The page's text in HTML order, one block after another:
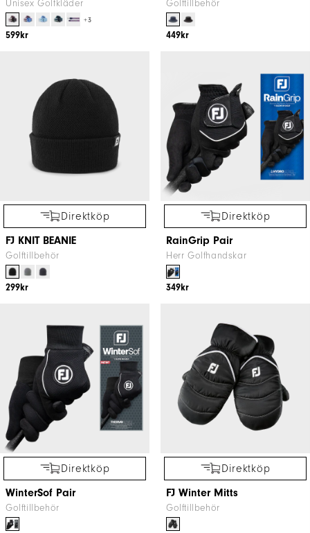
Unisex Golfkläder
+3
599kr
Golftillbehör
449kr
Direktköp
FJ KNIT BEANIE
Golftillbehör
299kr
Direktköp
RainGrip Pair
Herr Golfhandskar
349kr
Direktköp
WinterSof Pair
Golftillbehör
Direktköp
FJ Winter Mitts
Golftillbehör